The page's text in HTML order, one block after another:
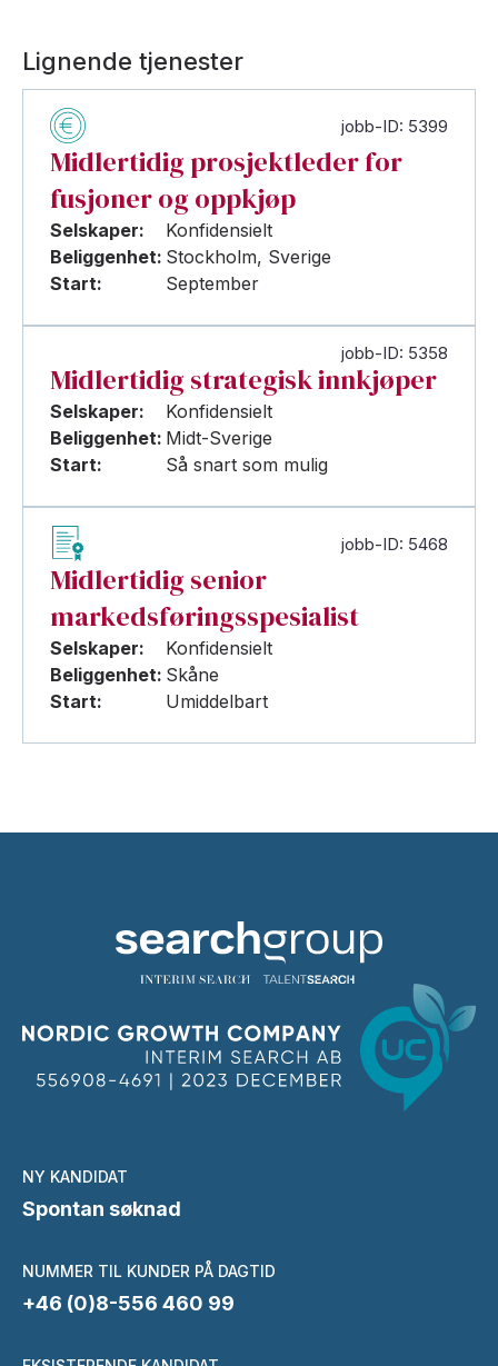
Lignende tjenester
jobb-ID: 5399
Midlertidig prosjektleder for
fusjoner og oppkjøp
Selskaper:
Konfidensielt
Beliggenhet: Stockholm, Sverige
Start:
September
jobb-ID: 5358
Midlertidig strategisk innkjøper
Selskaper:
Konfidensielt
Beliggenhet: Midt-Sverige
Start:
Så snart som mulig
jobb-ID: 5468
Midlertidig senior
markedsføringsspesialist
Selskaper:
Konfidensielt
Beliggenhet: Skåne
Start:
Umiddelbart
NY KANDIDAT
Spontan søknad
NUMMER TIL KUNDER PÅ DAGTID
+46 (0)8-556 460 99